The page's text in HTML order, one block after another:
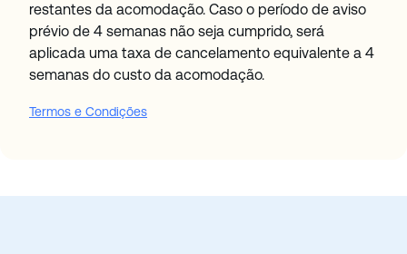
restantes da acomodação. Caso o período de aviso
prévio de 4 semanas não seja cumprido, será
aplicada uma taxa de cancelamento equivalente a 4
semanas do custo da acomodação.
Termos e Condições